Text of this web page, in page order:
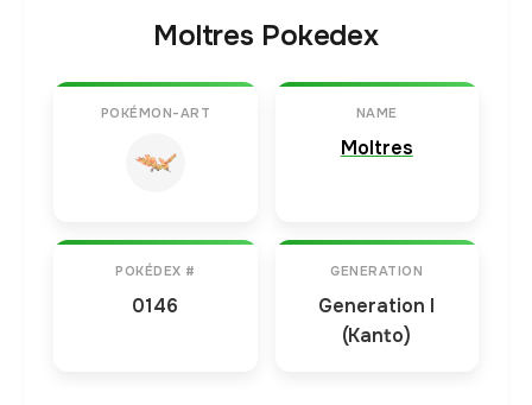
Moltres Pokedex
POKÉMON-ART NAME
Moltres
POKÉDEX #
0146
GENERATION
Generation I
(Kanto)